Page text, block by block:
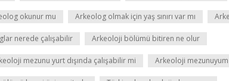
okunur mu Arkeolog olmak için yaş sınırı var mı
nerede çalışabilir Arkeoloji bölümü bitiren ne olur
mezunu yurt dışında çalışabilir mi Arkeoloji